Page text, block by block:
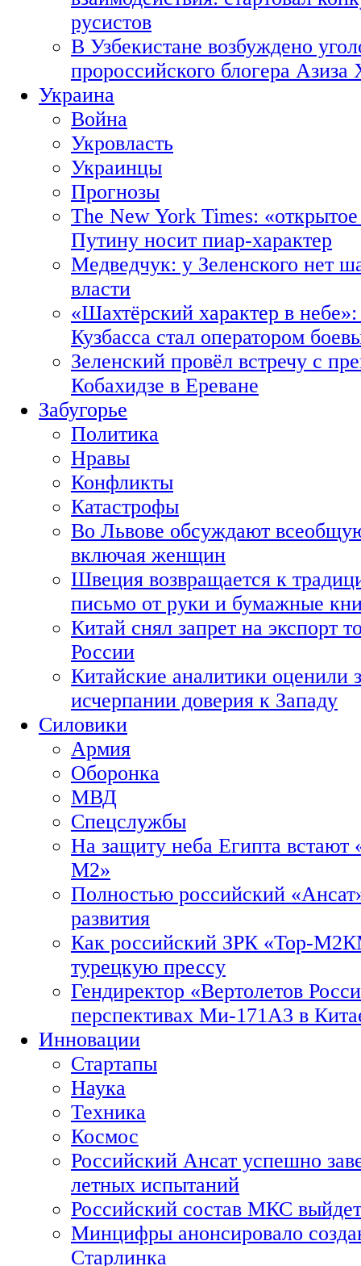
русистов
В Узбекистане возбуждено
пророссийского блогера Азиза
Украина
Война
Укровласть
Украинцы
Прогнозы
The New York Times:
Путину носит пиар-характер
Медведчук: у Зеленского нет
власти
«Шахтёрский характер в
Кузбасса стал оператором
Зеленский провёл встречу с
Кобахидзе в Ереване
Забугорье
Политика
Нравы
Конфликты
Катастрофы
Во Львове обсуждают
включая женщин
Швеция возвращается к
письмо от руки и бумажные
Китай снял запрет на экспорт
России
Китайские аналитики оценили
исчерпании доверия к Западу
Силовики
Армия
Оборонка
МВД
Спецслужбы
На защиту неба Египта встают
М2»
Полностью российский
развития
Как российский ЗРК «Тор-
турецкую прессу
Гендиректор «Вертолетов
перспективах Ми-171А3 в
Инновации
Стартапы
Наука
Техника
Космос
Российский Ансат успешно
летных испытаний
Российский состав МКС
Минцифры анонсировало
Старлинка